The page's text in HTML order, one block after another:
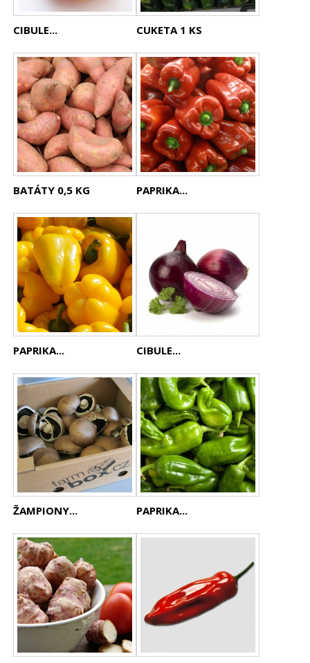
CIBULE... CUKETA 1 KS
BATÁTY 0,5 KG PAPRIKA...
PAPRIKA... CIBULE...
ŽAMPIONY... PAPRIKA...